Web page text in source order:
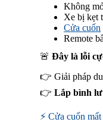
Không
Xe bị kẹt
Cửa cuốn
Remote
🚨Đây là lỗi
👉 Giải pháp
👉Lắp bình
⚡ Cửa cuốn